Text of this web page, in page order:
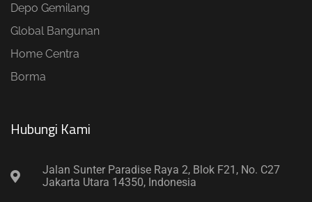
Depo Gemilang
Global Bangunan
Home Centra
Borma
Hubungi Kami​
Jalan Sunter Paradise Raya 2, Blok F21, No. C27
Jakarta Utara 14350, Indonesia